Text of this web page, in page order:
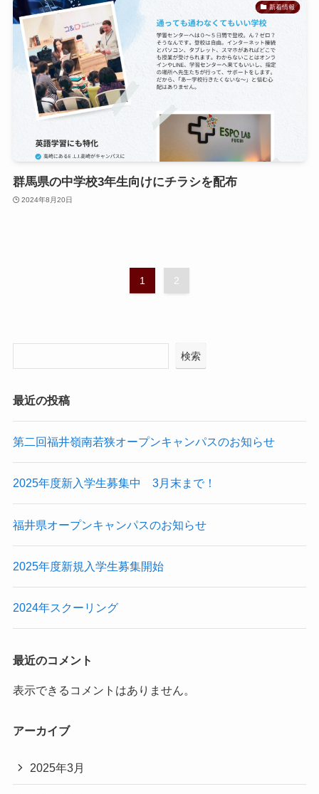
新着情報
群馬県の中学校3年生向けにチラシを配布
2024年8月20日
1 2
検索
最近の投稿
第二回福井嶺南若狭オープンキャンパスのお知らせ
2025年度新入学生募集中 3月末まで！
福井県オープンキャンパスのお知らせ
2025年度新規入学生募集開始
2024年スクーリング
最近のコメント
表示できるコメントはありません。
アーカイブ
2025年3月